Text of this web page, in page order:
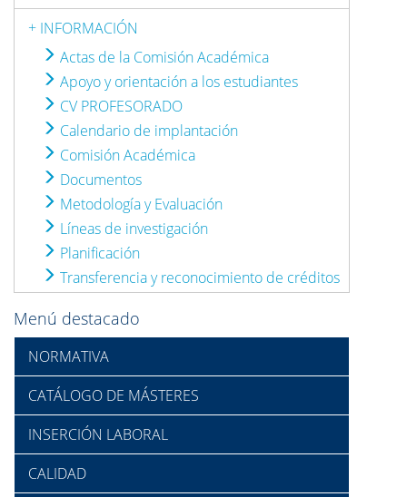
+ INFORMACIÓN
Actas de la Comisión Académica
Apoyo y orientación a los estudiantes
CV PROFESORADO
Calendario de implantación
Comisión Académica
Documentos
Metodología y Evaluación
Líneas de investigación
Planificación
Transferencia y reconocimiento de créditos
Menú destacado
NORMATIVA
CATÁLOGO DE MÁSTERES
INSERCIÓN LABORAL
CALIDAD